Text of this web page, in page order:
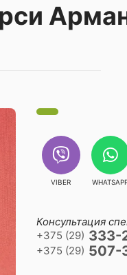
VIBER
Консультация
+375 (29) 333-
+375 (29) 507-